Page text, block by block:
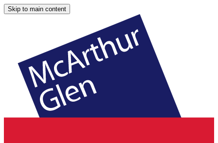
Skip to main content